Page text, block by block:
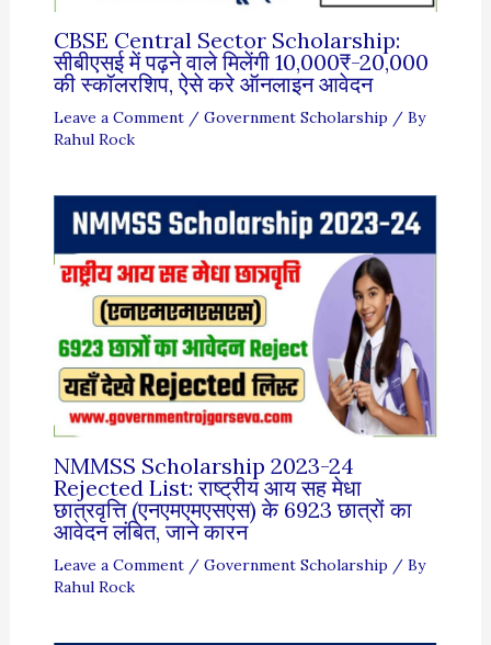
CBSE Central Sector Scholarship:
सीबीएसई में पढ़ने वाले मिलेंगी 10,000₹-20,000
की स्कॉलरशिप, ऐसे करे ऑनलाइन आवेदन
Leave a Comment / Government Scholarship / By
Rahul Rock
NMMSS Scholarship 2023-24
Rejected List: राष्ट्रीय आय सह मेधा
छात्रवृत्ति (एनएमएमएसएस) के 6923 छात्रों का
आवेदन लंबित, जाने कारन
Leave a Comment / Government Scholarship / By
Rahul Rock